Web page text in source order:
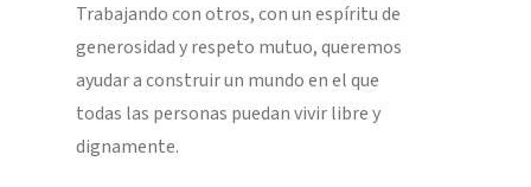
Trabajando con otros, con un espíritu de
generosidad y respeto mutuo, queremos
ayudar a construir un mundo en el que
todas las personas puedan vivir libre y
dignamente.